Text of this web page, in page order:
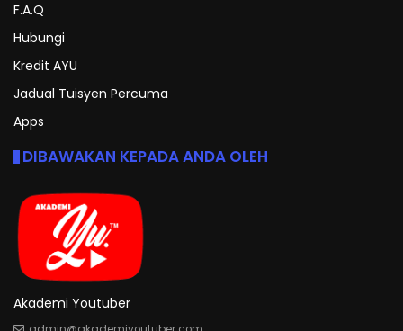
F.A.Q
Hubungi
Kredit AYU
Jadual Tuisyen Percuma
Apps
DIBAWAKAN KEPADA ANDA OLEH
Akademi Youtuber